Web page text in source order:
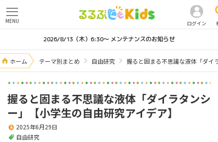
ログイン
MENU
2026/8/13（木）6:30～ メンテナンスのお知らせ
ホーム テーマ別まとめ 自由研究 握ると固まる不思議な液体「ダイ
握ると固まる不思議な液体「ダイラタンシ
ー」【小学生の自由研究アイデア】
自由研究
2025年6月29日